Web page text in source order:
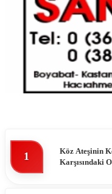
1
Köz Ateşinin
Karşısındaki